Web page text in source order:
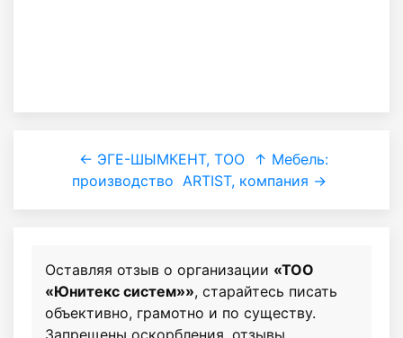
← ЭГЕ-ШЫМКЕНТ, ТОО ↑ Мебель:
производство ARTIST, компания →
Оставляя отзыв о организации «ТОО
«Юнитекс систем»», старайтесь писать
объективно, грамотно и по существу.
Запрещены оскорбления, отзывы